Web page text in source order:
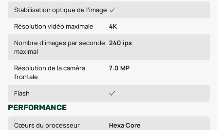
Stabilisation optique de l'image
Résolution vidéo maximale
4K
Nombre d'images par seconde
maximal
240 ips
Résolution de la caméra
frontale
7.0 MP
Flash
PERFORMANCE
Cœurs du processeur
Hexa Core